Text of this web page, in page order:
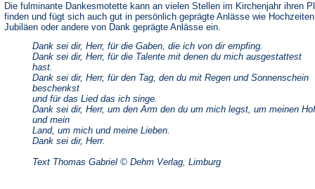
Die fulminante Dankesmotette kann an vielen Stellen im Kirchenjahr ihren
finden und fügt sich auch gut in persönlich geprägte Anlässe wie
Jubiläen oder andere von Dank geprägte Anlässe ein.
Dank sei dir, Herr, für die Gaben, die ich von dir empfing.
Dank sei dir, Herr, für die Talente mit denen du mich ausgestattest
hast.
Dank sei dir, Herr, für den Tag, den du mit Regen und Sonnenschein
beschenkst
und für das Lied das ich singe.
Dank sei dir, Herr, um den Arm den du um mich legst, um meinen Hof
und mein
Land, um mich und meine Lieben.
Dank sei dir, Herr.
Text Thomas Gabriel © Dehm Verlag, Limburg